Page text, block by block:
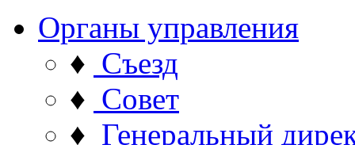
Органы управления
♦ Съезд
♦ Совет
♦ Генеральный